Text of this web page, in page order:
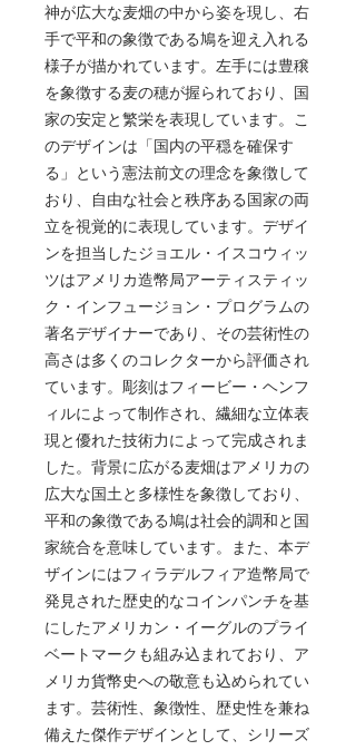
神が広大な麦畑の中から姿を現し、右
手で平和の象徴である鳩を迎え入れる
様子が描かれています。左手には豊穣
を象徴する麦の穂が握られており、国
家の安定と繁栄を表現しています。こ
のデザインは「国内の平穏を確保す
る」という憲法前文の理念を象徴して
おり、自由な社会と秩序ある国家の両
立を視覚的に表現しています。デザイ
ンを担当したジョエル・イスコウィッ
ツはアメリカ造幣局アーティスティッ
ク・インフュージョン・プログラムの
著名デザイナーであり、その芸術性の
高さは多くのコレクターから評価され
ています。彫刻はフィービー・ヘンフ
ィルによって制作され、繊細な立体表
現と優れた技術力によって完成されま
した。背景に広がる麦畑はアメリカの
広大な国土と多様性を象徴しており、
平和の象徴である鳩は社会的調和と国
家統合を意味しています。また、本デ
ザインにはフィラデルフィア造幣局で
発見された歴史的なコインパンチを基
にしたアメリカン・イーグルのプライ
ベートマークも組み込まれており、ア
メリカ貨幣史への敬意も込められてい
ます。芸術性、象徴性、歴史性を兼ね
備えた傑作デザインとして、シリーズ